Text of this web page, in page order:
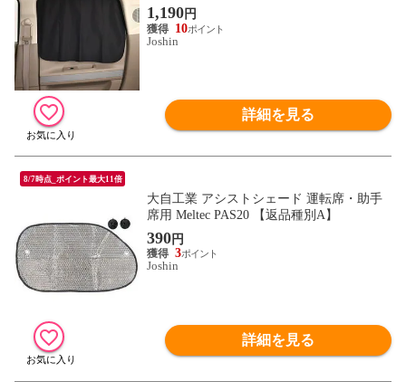
A】
1,190円
10
Joshin
詳細を見る
8/7時点_ポイント最大11倍
大自工業 アシストシェード 運転席・助手
席用 Meltec PAS20 【返品種別A】
390円
3
Joshin
詳細を見る